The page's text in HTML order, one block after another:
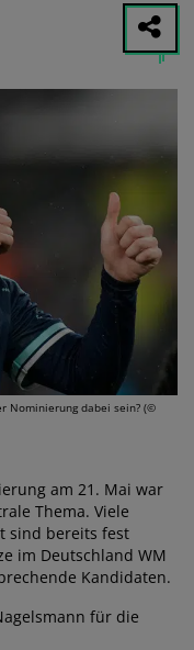
Nominierung dabei sein? (©
am 21. Mai war
Thema. Viele
sind bereits fest
im Deutschland WM
Kandidaten.
für die